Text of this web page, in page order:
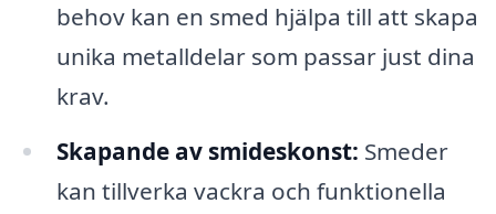
behov kan en smed hjälpa till att skapa
unika metalldelar som passar just dina
krav.
Skapande av smideskonst: Smeder
kan tillverka vackra och funktionella